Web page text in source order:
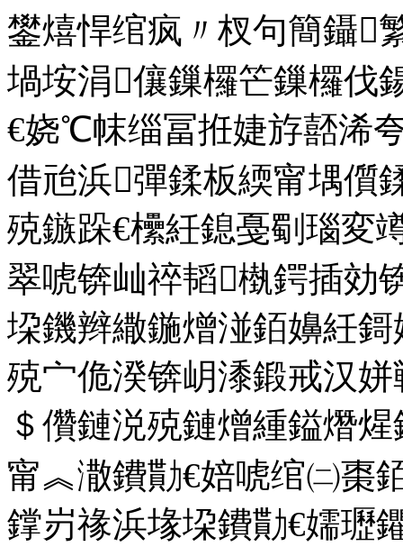
鐢熺悍绾疯〃杈句簡鑷
堝垵涓儴鏁欏笀鏁欏伐
€娆℃帓缁冨拰婕斿嚭浠
借兘浜彈鍒板緛甯堣儨
殑鏃跺€欙紝鎴戞劅瑙変
翠唬锛屾祽韬槸鍔插効
垜鐖辫繖鍦熷湴銆嬶紝
殑宀佹湀锛岄潻鍛戒汉
＄儹鏈涚殑鏈熷緟鎰熸
甯︽潵鐨勩€婄唬绾㈡棗
鐣岃禒浜堟垜鐨勩€嬬瓑